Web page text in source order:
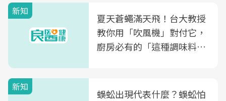
新知
夏天蒼蠅滿天飛！台大教授
教你用「吹風機」對付它，
廚房必有的「這種調味料」
新知
蜈蚣出現代表什麼？蜈蚣怕